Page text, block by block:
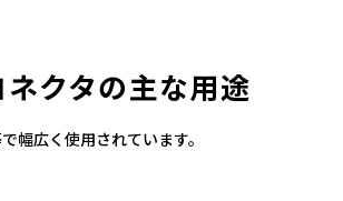
クタの主な用途
幅広く使用されています。